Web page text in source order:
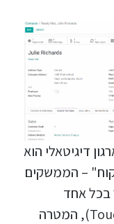
דיגיטאלי הוא
– הממשקים
בכל אחד
מנקודות הנגיעה האלה (Touch Points), המטרה